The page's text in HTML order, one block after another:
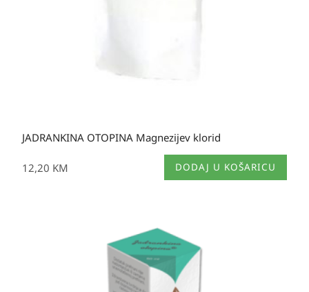
JADRANKINA OTOPINA Magnezijev klorid
12,20 KM DODAJ U KOŠARICU